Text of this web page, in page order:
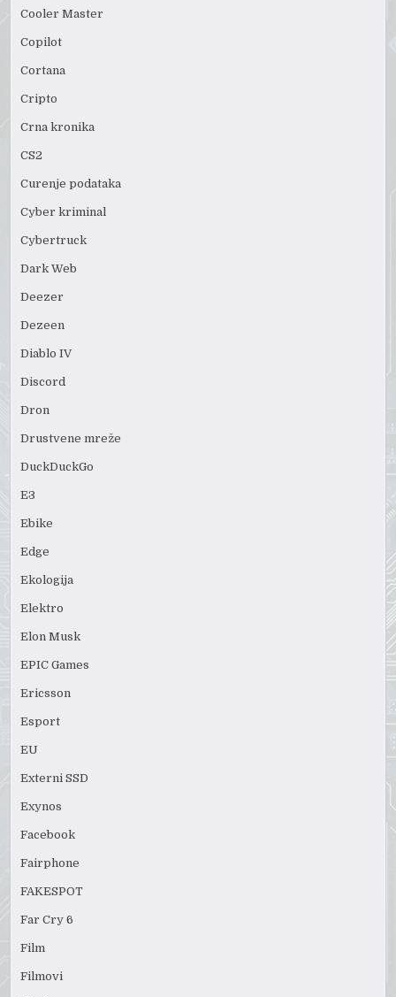
Cooler Master
Copilot
Cortana
Cripto
Crna kronika
CS2
Curenje podataka
Cyber kriminal
Cybertruck
Dark Web
Deezer
Dezeen
Diablo IV
Discord
Dron
Drustvene mreže
DuckDuckGo
E3
Ebike
Edge
Ekologija
Elektro
Elon Musk
EPIC Games
Ericsson
Esport
EU
Externi SSD
Exynos
Facebook
Fairphone
FAKESPOT
Far Cry 6
Film
Filmovi